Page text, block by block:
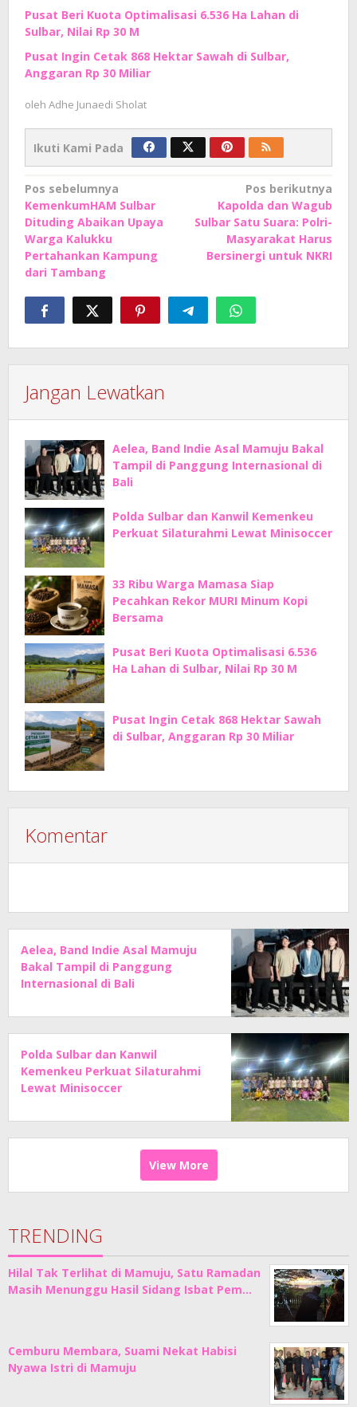
Pusat Beri Kuota Optimalisasi 6.536 Ha Lahan di
Sulbar, Nilai Rp 30 M
Pusat Ingin Cetak 868 Hektar Sawah di Sulbar,
Anggaran Rp 30 Miliar
oleh Adhe Junaedi Sholat
Ikuti Kami Pada
Navigasi
pos
Pos sebelumnya
KemenkumHAM Sulbar
Dituding Abaikan Upaya
Warga Kalukku
Pertahankan Kampung
dari Tambang
Pos berikutnya
Kapolda dan Wagub
Sulbar Satu Suara: Polri-
Masyarakat Harus
Bersinergi untuk NKRI
Jangan Lewatkan
Aelea, Band Indie Asal Mamuju Bakal
Tampil di Panggung Internasional di
Bali
Polda Sulbar dan Kanwil Kemenkeu
Perkuat Silaturahmi Lewat Minisoccer
33 Ribu Warga Mamasa Siap
Pecahkan Rekor MURI Minum Kopi
Bersama
Pusat Beri Kuota Optimalisasi 6.536
Ha Lahan di Sulbar, Nilai Rp 30 M
Pusat Ingin Cetak 868 Hektar Sawah
di Sulbar, Anggaran Rp 30 Miliar
Komentar
Aelea, Band Indie Asal Mamuju
Bakal Tampil di Panggung
Internasional di Bali
Polda Sulbar dan Kanwil
Kemenkeu Perkuat Silaturahmi
Lewat Minisoccer
View More
TRENDING
Hilal Tak Terlihat di Mamuju, Satu Ramadan
Masih Menunggu Hasil Sidang Isbat Pem…
Cemburu Membara, Suami Nekat Habisi
Nyawa Istri di Mamuju